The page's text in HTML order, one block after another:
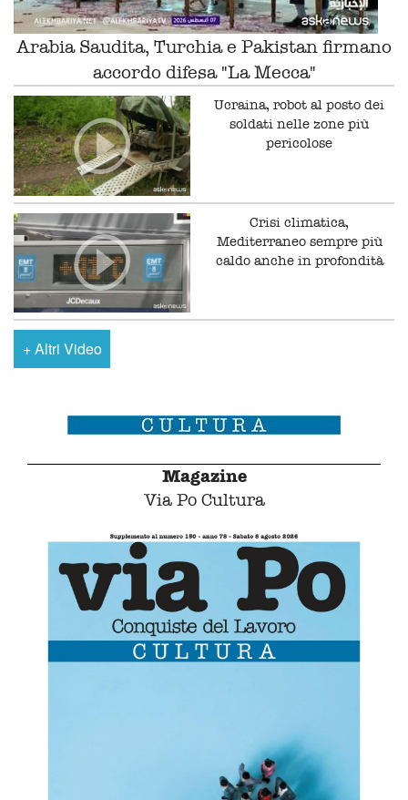
Arabia Saudita, Turchia e Pakistan firmano
accordo difesa "La Mecca"
Ucraina, robot al posto dei
soldati nelle zone più
pericolose
Crisi climatica,
Mediterraneo sempre più
caldo anche in profondità
+Altri Video
Magazine
Via Po Cultura